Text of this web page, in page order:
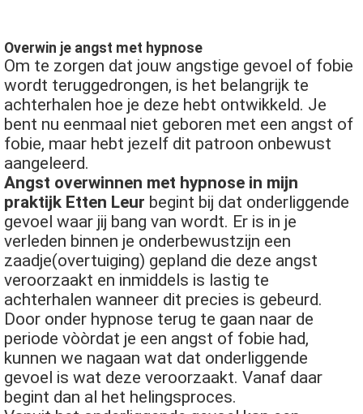
Overwin je angst met hypnose
Om te zorgen dat jouw angstige gevoel of fobie
wordt teruggedrongen, is het belangrijk te
achterhalen hoe je deze hebt ontwikkeld. Je
bent nu eenmaal niet geboren met een angst of
fobie, maar hebt jezelf dit patroon onbewust
aangeleerd.
Angst overwinnen met hypnose in mijn
praktijk Etten Leur begint bij dat onderliggende
gevoel waar jij bang van wordt. Er is in je
verleden binnen je onderbewustzijn een
zaadje(overtuiging) gepland die deze angst
veroorzaakt en inmiddels is lastig te
achterhalen wanneer dit precies is gebeurd.
Door onder hypnose terug te gaan naar de
periode vòòrdat je een angst of fobie had,
kunnen we nagaan wat dat onderliggende
gevoel is wat deze veroorzaakt. Vanaf daar
begint dan al het helingsproces.